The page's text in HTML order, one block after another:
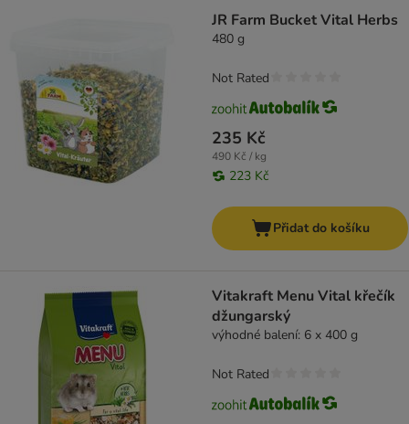
JR Farm Bucket Vital Herbs
480 g
235 Kč
490 Kč / kg
223 Kč
Not Rated
Přidat do košíku
Vitakraft Menu Vital křečík
džungarský
výhodné balení: 6 x 400 g
Not Rated